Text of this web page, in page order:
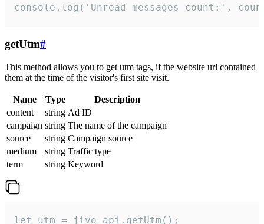
console.log('Unread messages count:',
getUtm#
This method allows you to get utm tags, if the website url contained
them at the time of the visitor's first site visit.
Name Type
Description
content
string Ad ID
campaign string The name of the campaign
source
string Campaign source
medium
string Traffic type
term
string Keyword
let utm = jivo_api.getUtm();